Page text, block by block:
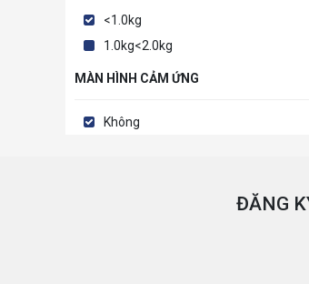
<1.0kg
1.0kg<2.0kg
MÀN HÌNH CẢM ỨNG
Không
ĐĂNG